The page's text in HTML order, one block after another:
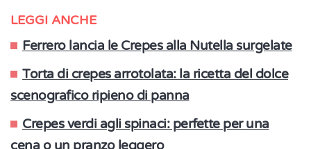
LEGGI ANCHE
Ferrero lancia le Crepes alla Nutella surgelate
Torta di crepes arrotolata: la ricetta del dolce
scenografico ripieno di panna
Crepes verdi agli spinaci: perfette per una
cena o un pranzo leggero